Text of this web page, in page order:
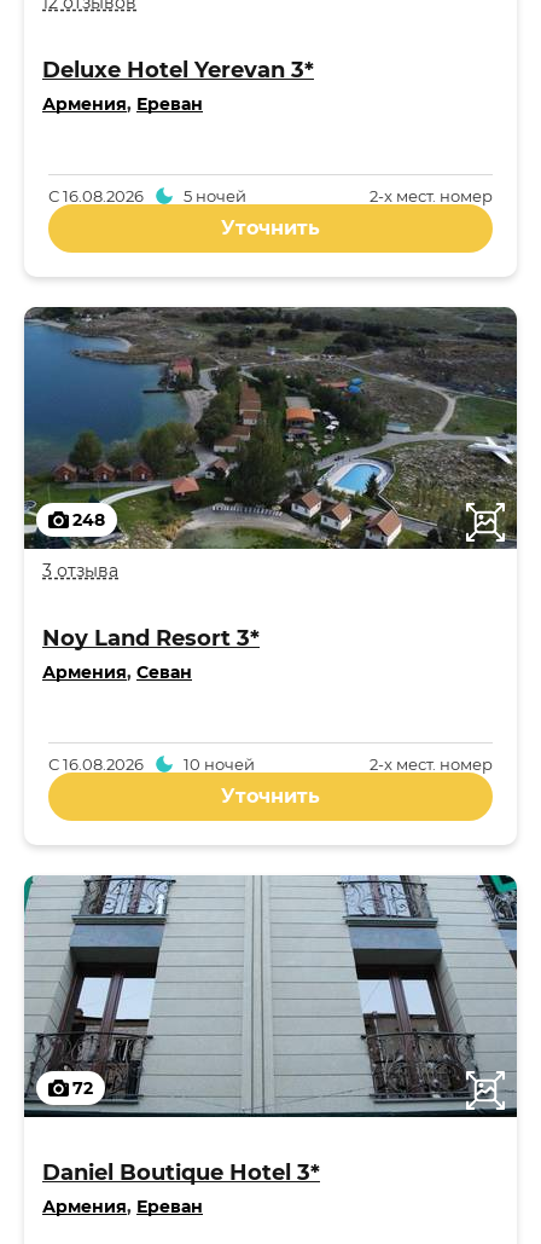
Deluxe Hotel Yerevan 3*
Армения, Ереван
2-x мест. номер
С16.08.2026 5 ночей
Уточнить
248
3 отзыва
Noy Land Resort 3*
Армения, Севан
2-x мест. номер
С16.08.2026 10 ночей
Уточнить
72
Daniel Boutique Hotel 3*
Армения, Ереван